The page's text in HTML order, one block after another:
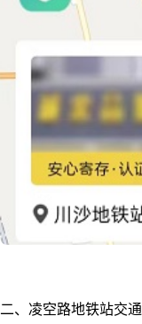
二、凌空路地铁站交通